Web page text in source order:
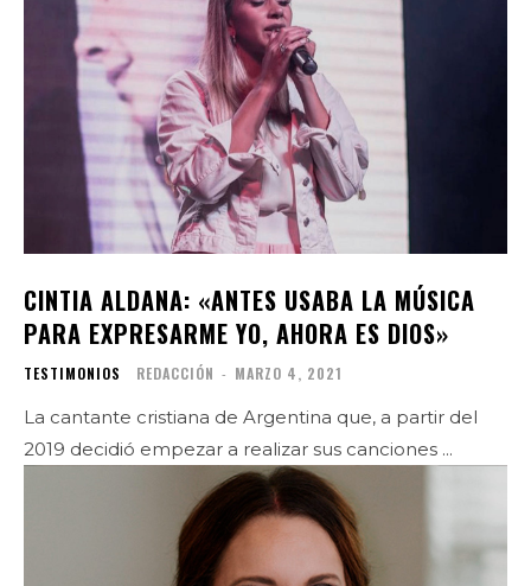
CINTIA ALDANA: «ANTES USABA LA MÚSICA
PARA EXPRESARME YO, AHORA ES DIOS»
TESTIMONIOS REDACCIÓN - MARZO 4, 2021
La cantante cristiana de Argentina que, a partir del
2019 decidió empezar a realizar sus canciones ...